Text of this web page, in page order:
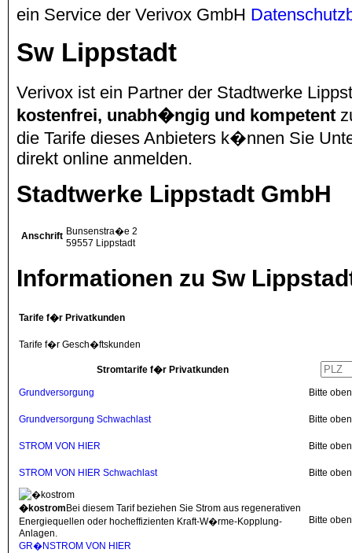
ein Service der Verivox GmbH
Sw Lippstadt
Verivox ist ein Partner der Stadtwerke
kostenfrei, unabh�ngig und kompetent
die Tarife dieses Anbieters k�nnen Sie
direkt online anmelden.
Stadtwerke Lippstadt GmbH
Anschrift Bunsenstra�e 2
59557 Lippstadt
Informationen zu Sw
Tarife f�r Privatkunden
Tarife f�r Gesch�ftskunden
Stromtarife f�r Privatkunden
Grundversorgung Bitte
Grundversorgung Schwachlast Bitte
STROM VON HIER Bitte
STROM VON HIER Schwachlast Bitte
�kostrom Bei diesem Tarif beziehen Sie Strom aus regenerativen
Energiequellen oder hocheffizienten Kraft-W�rme-Kopplung-
Anlagen.
GR�NSTROM VON HIER
Bitte